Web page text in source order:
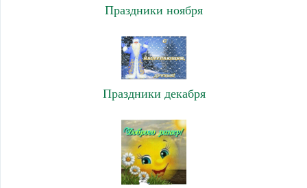
Праздники ноября
Праздники декабря